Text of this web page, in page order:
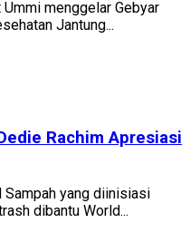
menggelar Gebyar
Jantung...
Rachim Apresiasi
yang diinisiasi
dibantu World...